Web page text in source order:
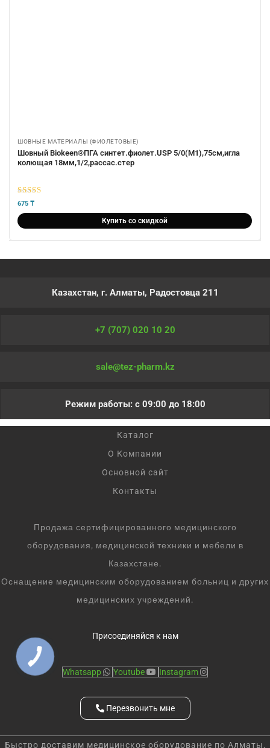
ШОВНЫЕ МАТЕРИАЛЫ (ФИОЛЕТОВЫЕ)
Шовный Biokeen®ПГА синтет.фиолет.USP 5/0(М1),75см,игла
колющая 18мм,1/2,рассас.стер
5из 5
675 ₸
Купить со скидкой
Казахстан, г. Алматы, Радостовца 211
+7 (707) 020 10 20
sale@tez-pharm.kz
Режим работы: с 09:00 до 18:00
Каталог
О Компании
Основной сайт
Контакты
Продажа сертифицированного медицинского
оборудования, медицинской техники и мебели в
Казахстане.
Оснащение медицинским оборудованием больниц и других
медицинских учреждений.
Присоединяйся к нам
Whatsapp Youtube Instagram
Перезвонить мне
Быстро доставим медицинское оборудование по Алматы,